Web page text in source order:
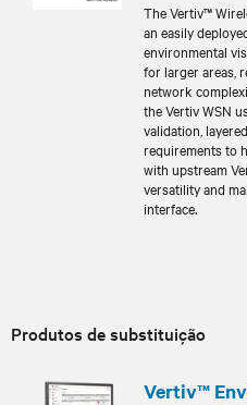
The Vertiv™
an easily
environmental
for larger areas,
network
the Vertiv WSN
validation,
requirements to
with upstream
versatility and
interface.
Produtos de substituição
Vertiv™